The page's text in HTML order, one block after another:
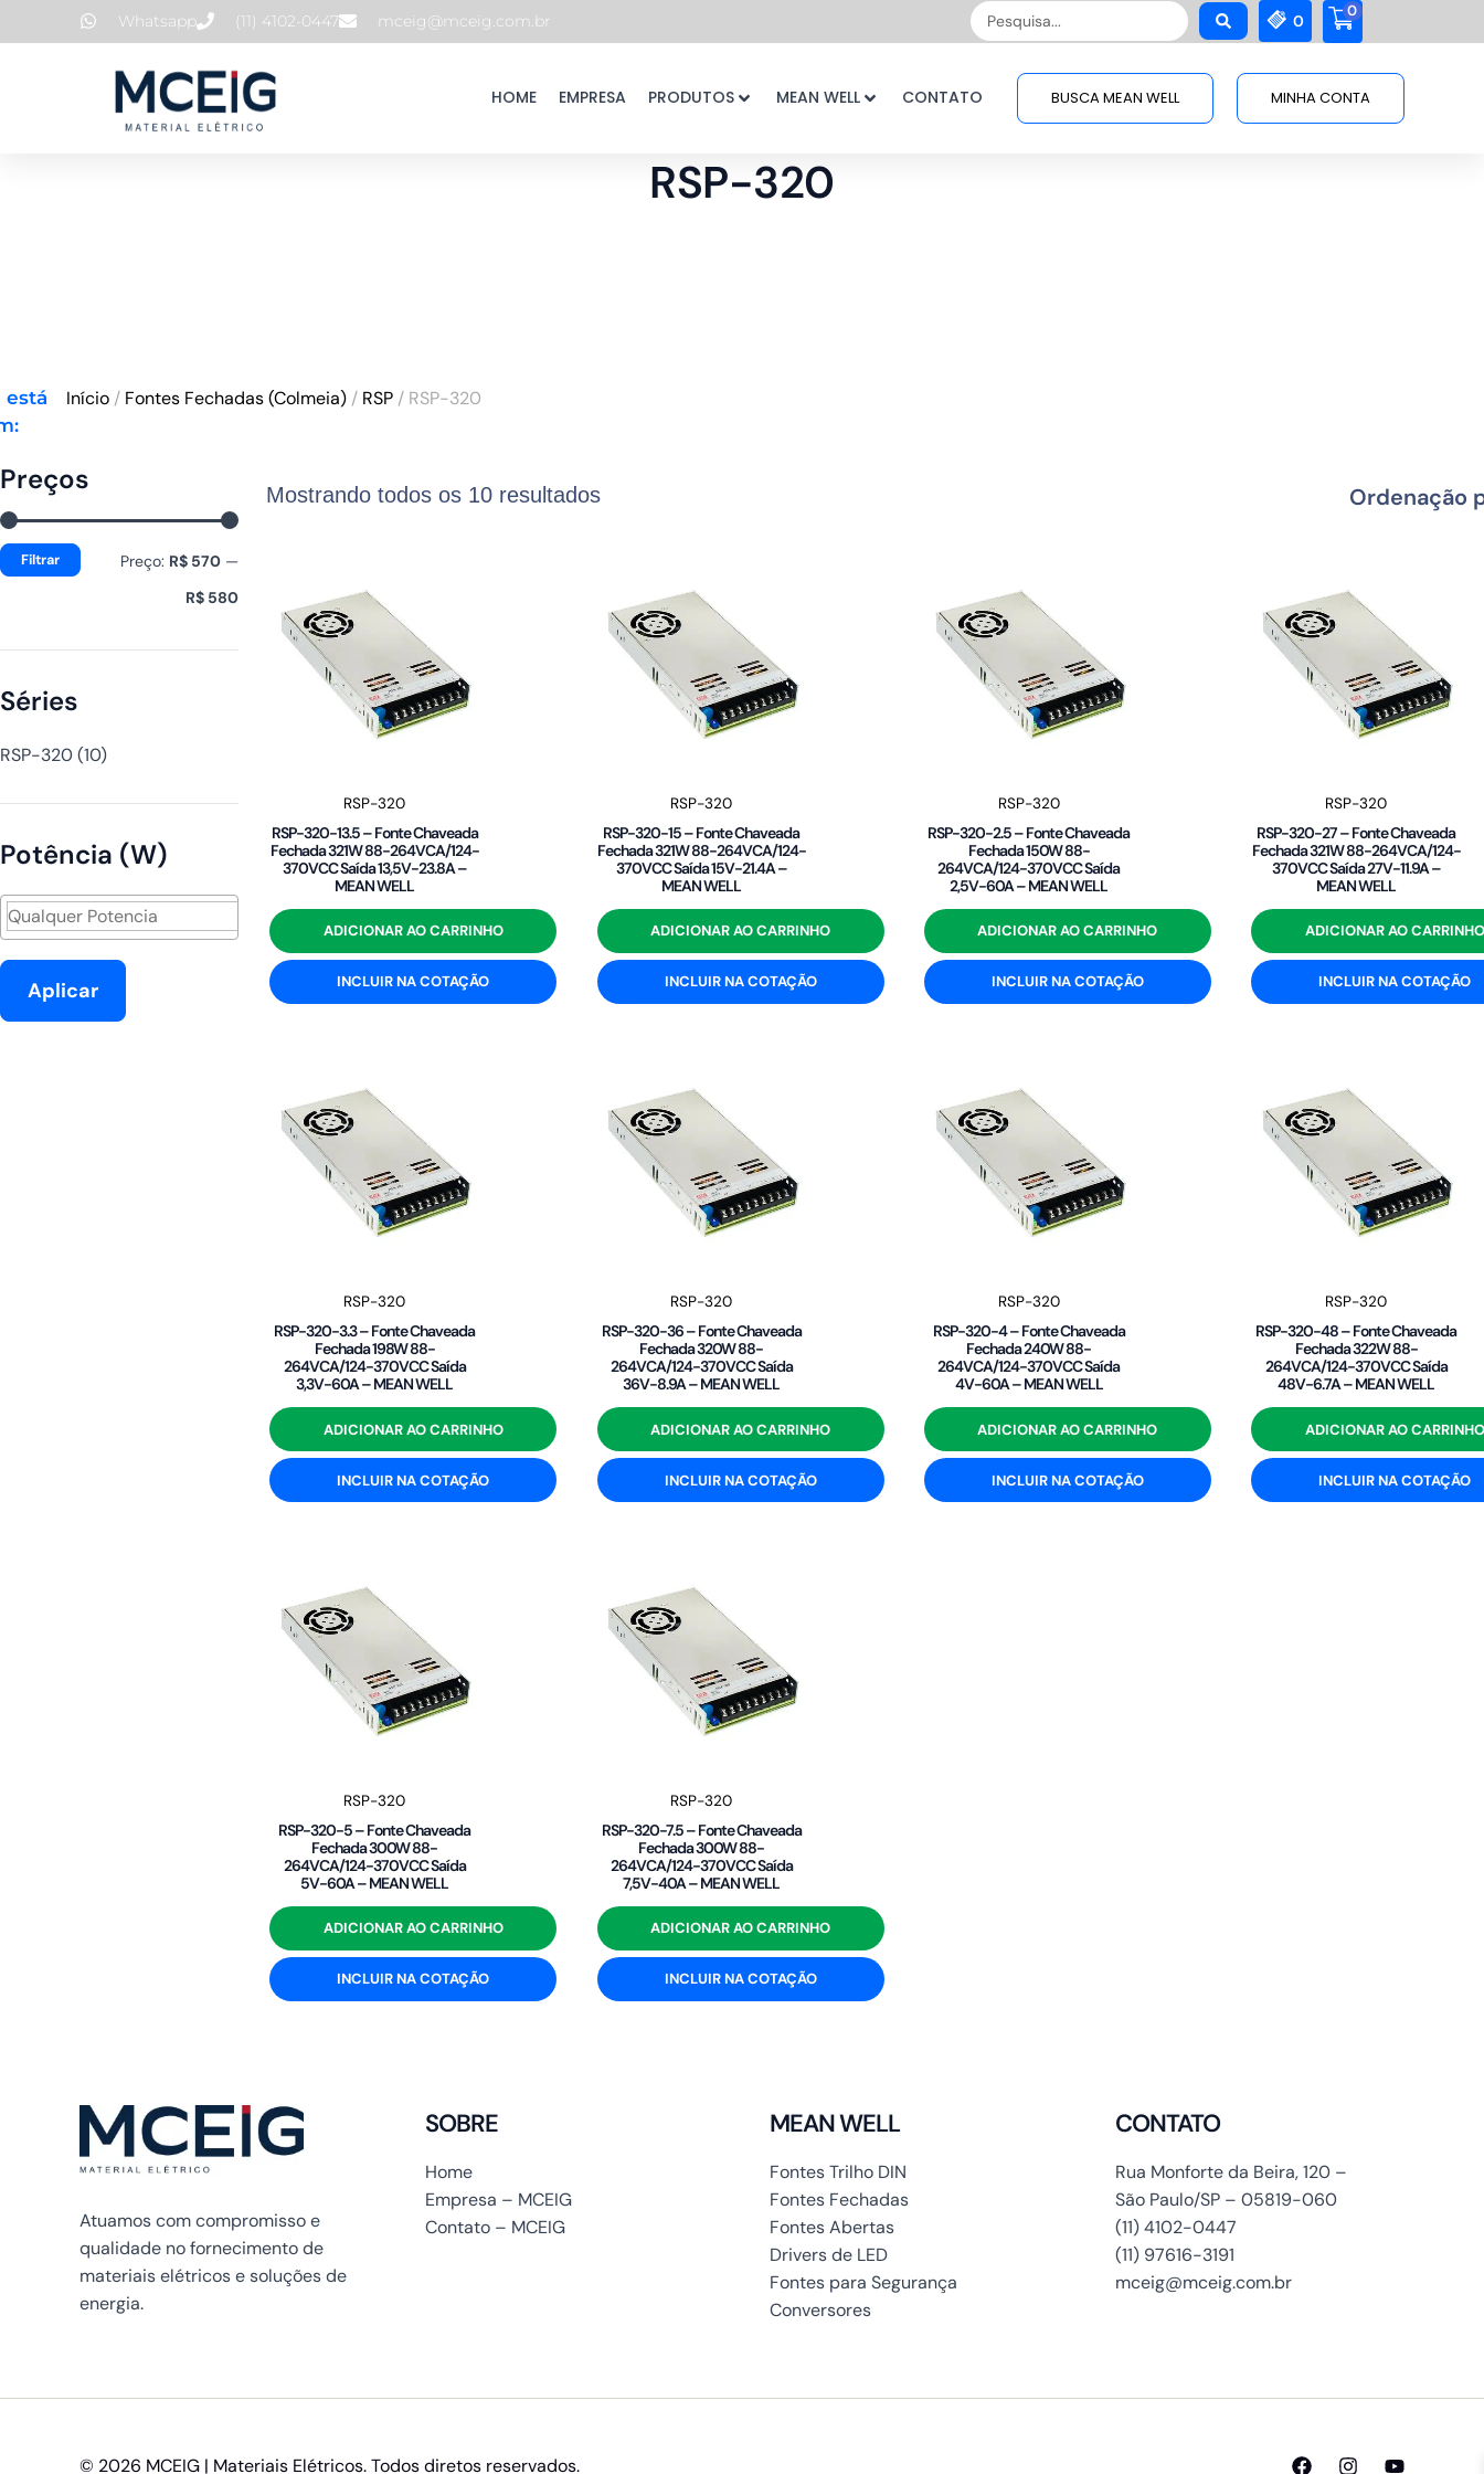
para
Whatsapp (11) 4102-0447 mceig@mceig.com.br
Pesquisar
...
0
0
HOME EMPRESA PRODUTOS MEAN WELL CONTATO BUSCA MEAN WELL MINHA CONTA
RSP-320
está
Início / Fontes Fechadas (Colmeia) / RSP / RSP-320
Preços
mínimo
máximo
Filtrar Preço: R$ 570 —
R$ 580
Séries
RSP-320(10)
Potência (W)
Aplicar
Mostrando todos os 10 resultados
RSP-320
RSP-320-13.5 – Fonte Chaveada
Fechada 321W 88-264VCA/124-
370VCC Saída 13,5V-23.8A –
MEAN WELL
ADICIONAR AO CARRINHO
INCLUIR NA COTAÇÃO
RSP-320
RSP-320-15 – Fonte Chaveada
Fechada 321W 88-264VCA/124-
370VCC Saída 15V-21.4A –
MEAN WELL
ADICIONAR AO CARRINHO
INCLUIR NA COTAÇÃO
RSP-320
RSP-320-2.5 – Fonte Chaveada
Fechada 150W 88-
264VCA/124-370VCC Saída
2,5V-60A – MEAN WELL
ADICIONAR AO CARRINHO
INCLUIR NA COTAÇÃO
RSP-320
RSP-320-27 – Fonte Chaveada
Fechada 321W 88-264VCA/124-
370VCC Saída 27V-11.9A –
MEAN WELL
ADICIONAR AO CARRINHO
INCLUIR NA COTAÇÃO
RSP-320
RSP-320-3.3 – Fonte Chaveada
Fechada 198W 88-
264VCA/124-370VCC Saída
3,3V-60A – MEAN WELL
ADICIONAR AO CARRINHO
INCLUIR NA COTAÇÃO
RSP-320
RSP-320-36 – Fonte Chaveada
Fechada 320W 88-
264VCA/124-370VCC Saída
36V-8.9A – MEAN WELL
ADICIONAR AO CARRINHO
INCLUIR NA COTAÇÃO
RSP-320
RSP-320-4 – Fonte Chaveada
Fechada 240W 88-
264VCA/124-370VCC Saída
4V-60A – MEAN WELL
ADICIONAR AO CARRINHO
INCLUIR NA COTAÇÃO
RSP-320
RSP-320-48 – Fonte Chaveada
Fechada 322W 88-
264VCA/124-370VCC Saída
48V-6.7A – MEAN WELL
ADICIONAR AO CARRINHO
INCLUIR NA COTAÇÃO
RSP-320
RSP-320-5 – Fonte Chaveada
Fechada 300W 88-
264VCA/124-370VCC Saída
5V-60A – MEAN WELL
ADICIONAR AO CARRINHO
INCLUIR NA COTAÇÃO
RSP-320
RSP-320-7.5 – Fonte Chaveada
Fechada 300W 88-
264VCA/124-370VCC Saída
7,5V-40A – MEAN WELL
ADICIONAR AO CARRINHO
INCLUIR NA COTAÇÃO
Atuamos com compromisso e
qualidade no fornecimento de
materiais elétricos e soluções de
energia.
SOBRE
Home
Empresa – MCEIG
Contato – MCEIG
MEAN WELL
Fontes Trilho DIN
Fontes Fechadas
Fontes Abertas
Drivers de LED
Fontes para Segurança
Conversores
CONTATO
Rua Monforte da Beira, 120 –
São Paulo/SP – 05819-060
(11) 4102-0447
(11) 97616-3191
mceig@mceig.com.br
© 2026 MCEIG | Materiais Elétricos. Todos diretos reservados.